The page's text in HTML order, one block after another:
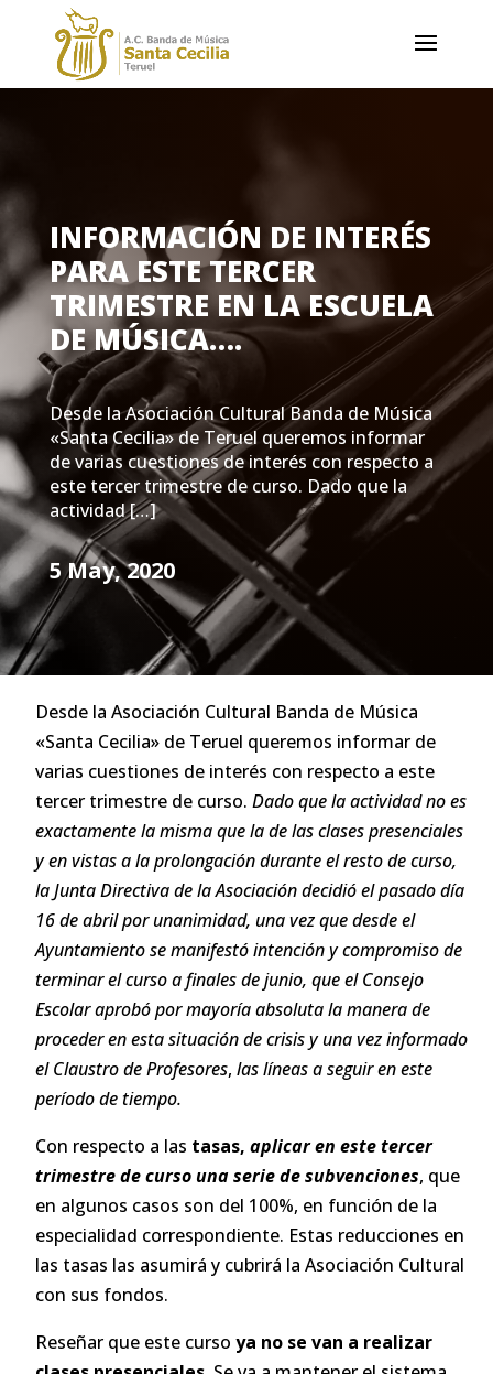
INFORMACIÓN DE INTERÉS
PARA ESTE TERCER
TRIMESTRE EN LA ESCUELA
DE MÚSICA….
Desde la Asociación Cultural Banda de Música
«Santa Cecilia» de Teruel queremos informar
de varias cuestiones de interés con respecto a
este tercer trimestre de curso. Dado que la
actividad […]
5 May, 2020
Desde la Asociación Cultural Banda de Música
«Santa Cecilia» de Teruel queremos informar de
varias cuestiones de interés con respecto a este
tercer trimestre de curso. Dado que la actividad no es
exactamente la misma que la de las clases presenciales
y en vistas a la prolongación durante el resto de curso,
la Junta Directiva de la Asociación decidió el pasado día
16 de abril por unanimidad, una vez que desde el
Ayuntamiento se manifestó intención y compromiso de
terminar el curso a finales de junio, que el Consejo
Escolar aprobó por mayoría absoluta la manera de
proceder en esta situación de crisis y una vez informado
el Claustro de Profesores, las líneas a seguir en este
período de tiempo.
Con respecto a las tasas, aplicar en este tercer
trimestre de cursouna serie de subvenciones, que
en algunos casos son del 100%, en función de la
especialidad correspondiente. Estas reducciones en
las tasas las asumirá y cubrirá la Asociación Cultural
con sus fondos.
Reseñar que este curso ya no se van a realizar